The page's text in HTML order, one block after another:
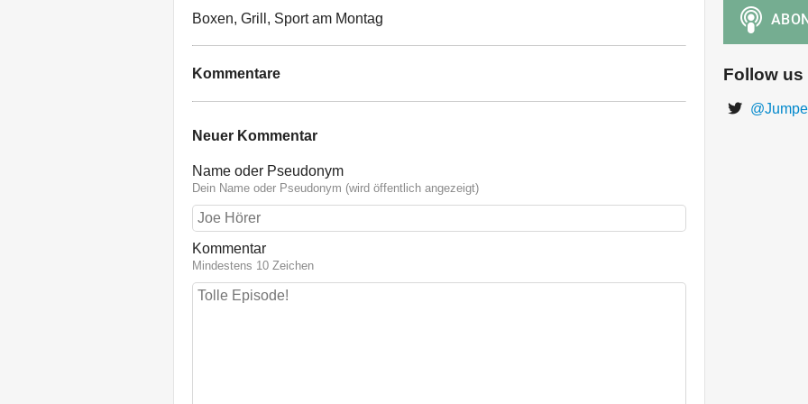
Boxen, Grill, Sport am Montag
Kommentare
Neuer Kommentar
Name oder Pseudonym
Dein Name oder Pseudonym (wird öffentlich angezeigt)
Kommentar
Mindestens 10 Zeichen
Follow us